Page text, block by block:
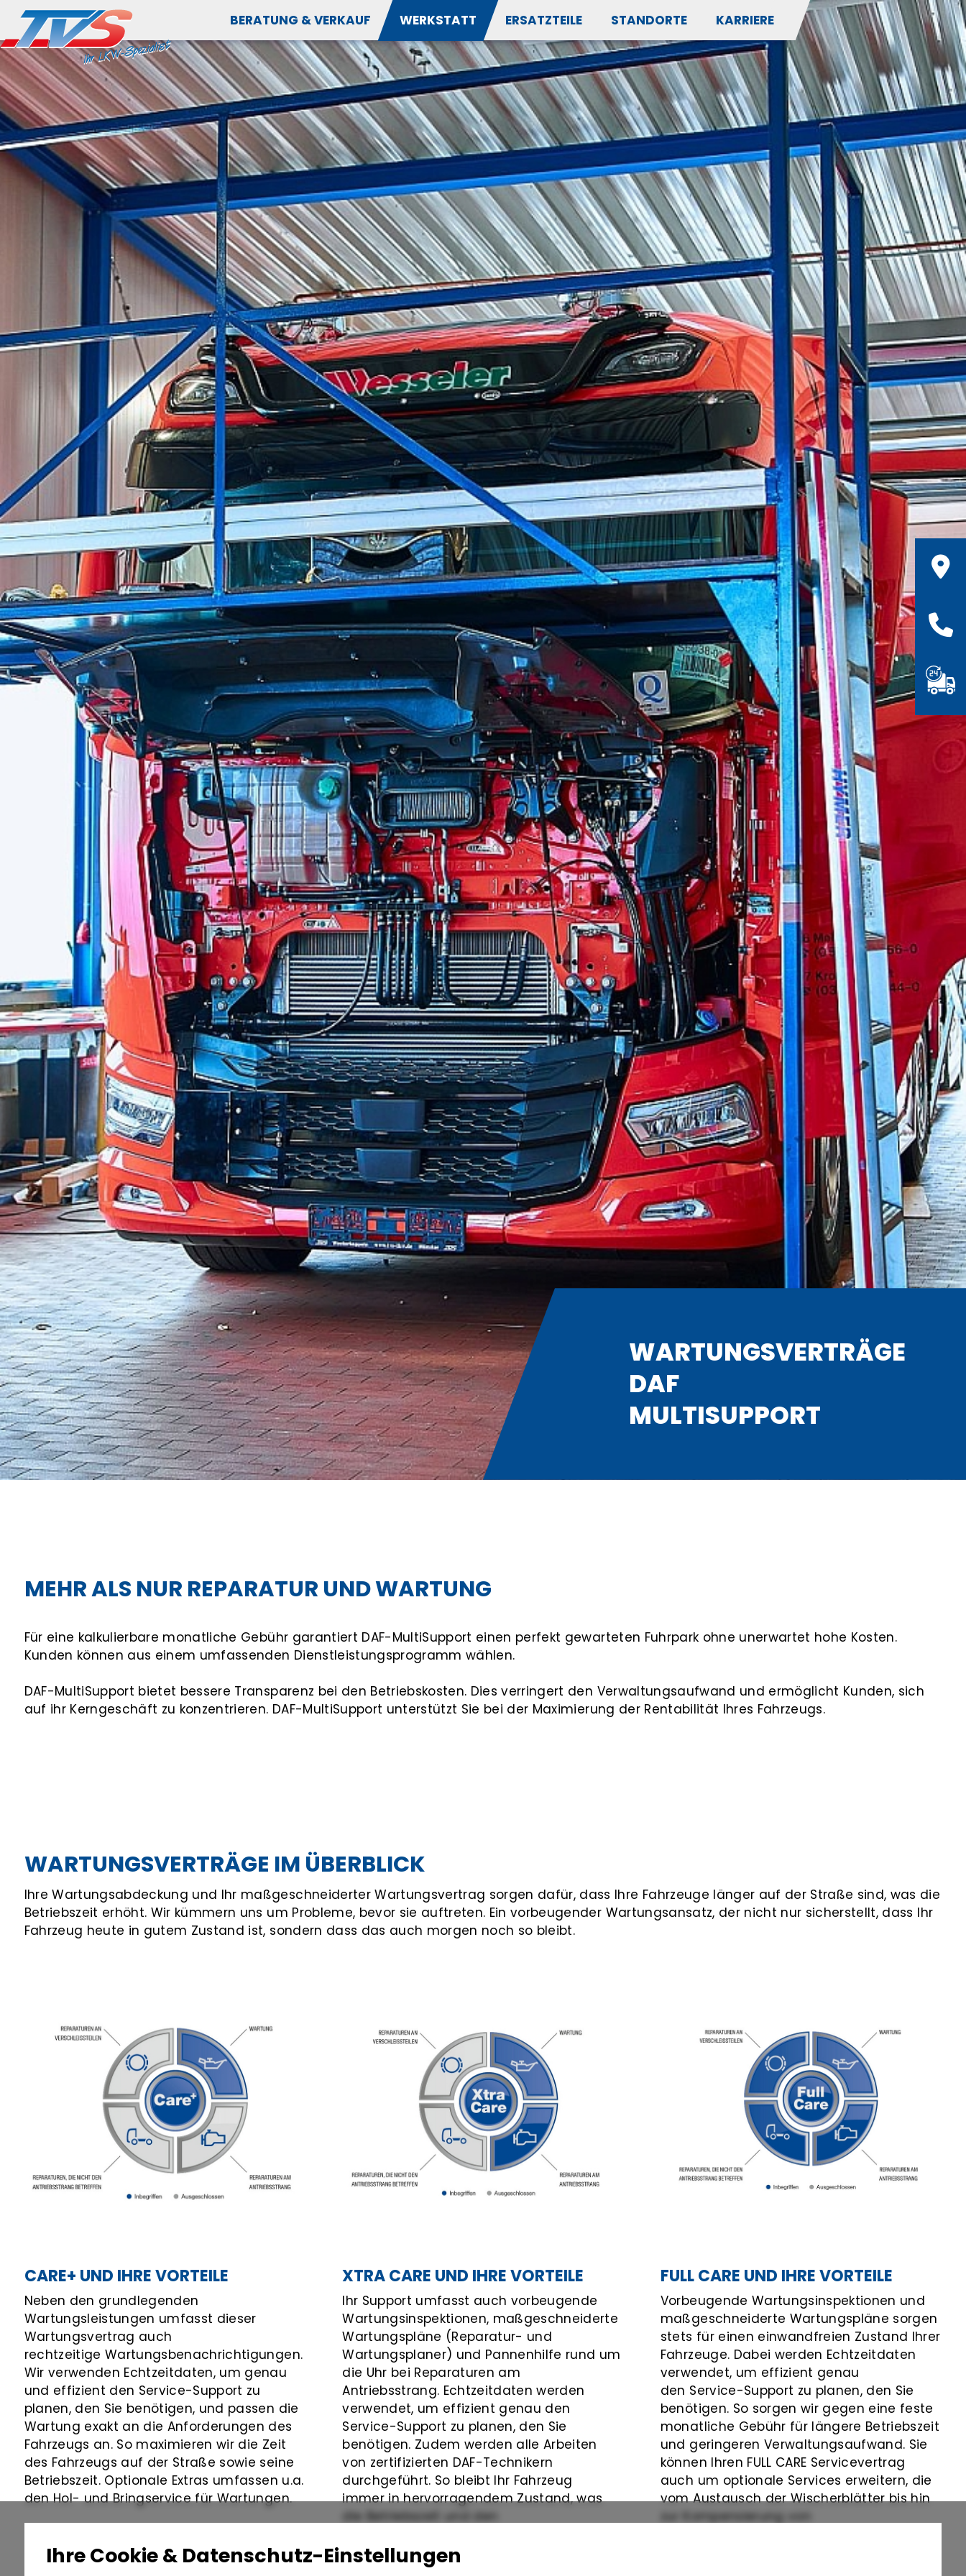
BERATUNG & VERKAUF WERKSTATT ERSATZTEILE STANDORTE KARRIERE
WARTUNGSVERTRÄGE
DAF
MULTISUPPORT
MEHR ALS NUR REPARATUR UND WARTUNG
Für eine kalkulierbare monatliche Gebühr garantiert DAF-MultiSupport einen perfekt gewarteten Fuhrpark ohne unerwartet hohe Kosten.
Kunden können aus einem umfassenden Dienstleistungsprogramm wählen.
DAF-MultiSupport bietet bessere Transparenz bei den Betriebskosten. Dies verringert den Verwaltungsaufwand und ermöglicht Kunden, sich
auf ihr Kerngeschäft zu konzentrieren. DAF-MultiSupport unterstützt Sie bei der Maximierung der Rentabilität Ihres Fahrzeugs.
WARTUNGSVERTRÄGE IM ÜBERBLICK
Ihre Wartungsabdeckung und Ihr maßgeschneiderter Wartungsvertrag sorgen dafür, dass Ihre Fahrzeuge länger auf der Straße sind, was die
Betriebszeit erhöht. Wir kümmern uns um Probleme, bevor sie auftreten. Ein vorbeugender Wartungsansatz, der nicht nur sicherstellt, dass Ihr
Fahrzeug heute in gutem Zustand ist, sondern dass das auch morgen noch so bleibt.
CARE+ UND IHRE VORTEILE
Neben den grundlegenden
Wartungsleistungen umfasst dieser
Wartungsvertrag auch
rechtzeitige Wartungsbenachrichtigungen.
Wir verwenden Echtzeitdaten, um genau
und effizient den Service-Support zu
planen, den Sie benötigen, und passen die
Wartung exakt an die Anforderungen des
Fahrzeugs an. So maximieren wir die Zeit
des Fahrzeugs auf der Straße sowie seine
Betriebszeit. Optionale Extras umfassen u.a.
den Hol- und Bringservice für Wartungen.
XTRA CARE UND IHRE VORTEILE
Ihr Support umfasst auch vorbeugende
Wartungsinspektionen, maßgeschneiderte
Wartungspläne (Reparatur- und
Wartungsplaner) und Pannenhilfe rund um
die Uhr bei Reparaturen am
Antriebsstrang. Echtzeitdaten werden
verwendet, um effizient genau den
Service-Support zu planen, den Sie
benötigen. Zudem werden alle Arbeiten
von zertifizierten DAF-Technikern
durchgeführt. So bleibt Ihr Fahrzeug
immer in hervorragendem Zustand, was
die Betriebszeit und den
auch optionale Services hinzufügen, wie z.
B. Unterstützung beim Nachfüllen von
FULL CARE UND IHRE VORTEILE
Vorbeugende Wartungsinspektionen und
maßgeschneiderte Wartungspläne sorgen
stets für einen einwandfreien Zustand Ihrer
Fahrzeuge. Dabei werden Echtzeitdaten
verwendet, um effizient genau
den Service-Support zu planen, den Sie
benötigen. So sorgen wir gegen eine feste
monatliche Gebühr für längere Betriebszeit
und geringeren Verwaltungsaufwand. Sie
können Ihren FULL CARE Servicevertrag
auch um optionale Services erweitern, die
vom Austausch der Wischerblätter bis hin
zur Kompensierung von
Ihre Cookie & Datenschutz-Einstellungen